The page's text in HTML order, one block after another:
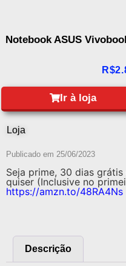
Notebook ASUS
R$
Ir à loja
Loja
Publicado em 25/06/2023
Seja prime, 30 dias
quiser (Inclusive no
https://amzn.to/48RA4Ns
Descrição